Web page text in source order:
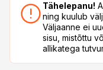
Tähelepanu!
ning kuulub
Väljaanne ei
sisu, mistõttu
allikatega